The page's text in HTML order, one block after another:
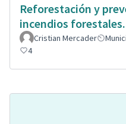
Reforestación y
incendios forestales.
Cristian Mercader
4